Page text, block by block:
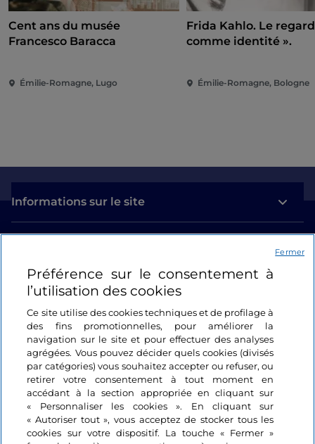
Cent ans du musée
Francesco Baracca
Émilie-Romagne, Lugo
Frida Kahlo. Le regard
comme identité ».
Émilie-Romagne, Bologne
Informations sur le site
Se connecter
Suivez-nous
Préférence sur le consentement à
l’utilisation des cookies
Ce site utilise des cookies techniques et de profilage à
des fins promotionnelles, pour améliorer la
navigation sur le site et pour effectuer des analyses
agrégées. Vous pouvez décider quels cookies (divisés
par catégories) vous souhaitez accepter ou refuser, ou
retirer votre consentement à tout moment en
accédant à la section appropriée en cliquant sur
« Personnaliser les cookies ». En cliquant sur
« Autoriser tout », vous acceptez de stocker tous les
cookies sur votre dispositif. La touche « Fermer »
Fermer